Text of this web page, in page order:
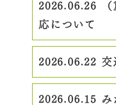
2026.06.26 （
応について
2026.06.22 交
2026.06.15 み